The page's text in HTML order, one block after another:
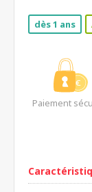
dès 1 ans
Paiement